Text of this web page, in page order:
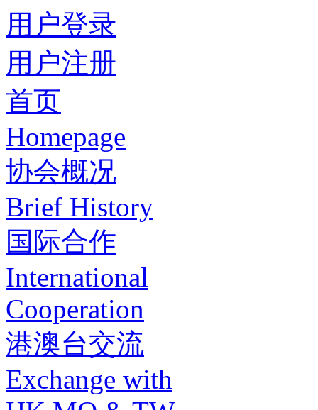
用户登录
用户注册
首页
Homepage
协会概况
Brief History
国际合作
International
Cooperation
港澳台交流
Exchange with